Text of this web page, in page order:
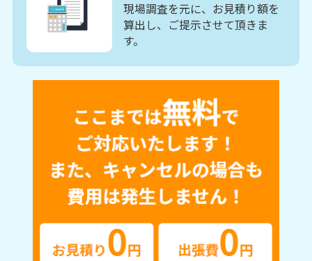
現場調査を元に、お見積り額を
算出し、ご提示させて頂きま
す。